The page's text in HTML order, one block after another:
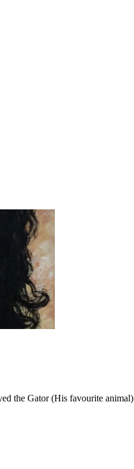
the Gator(His favourite animal)